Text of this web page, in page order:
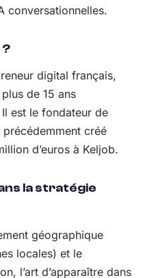
conversationnelles.
digital français,
de 15 ans
Il est le fondateur de
créé
d’euros à Keljob.
la stratégie
géographique
locales) et le
l’art d’apparaître dans